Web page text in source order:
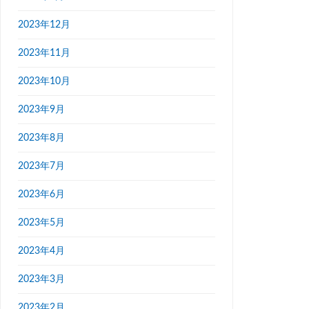
2023年12月
2023年11月
2023年10月
2023年9月
2023年8月
2023年7月
2023年6月
2023年5月
2023年4月
2023年3月